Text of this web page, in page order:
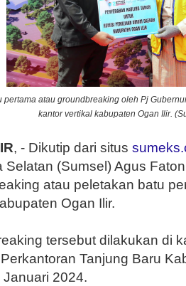
pertama atau groundbreaking oleh Pj
kantor vertikal kabupaten Ogan Ilir.
, - Dikutip dari situs
Selatan (Sumsel) Agus
atau peletakan batu
Ogan Ilir.
tersebut dilakukan di
Tanjung Baru
Januari 2024.